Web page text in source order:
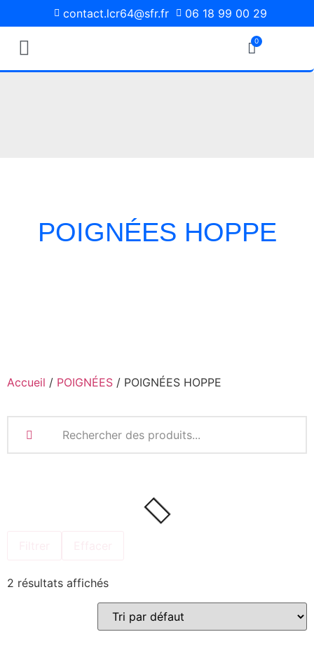
contact.lcr64@sfr.fr 06 18 99 00 29
0
POIGNÉES HOPPE
Accueil / POIGNÉES / POIGNÉES HOPPE
2 résultats affichés